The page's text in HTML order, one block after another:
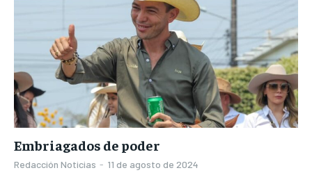
Embriagados de poder
Redacción Noticias - 11 de agosto de 2024